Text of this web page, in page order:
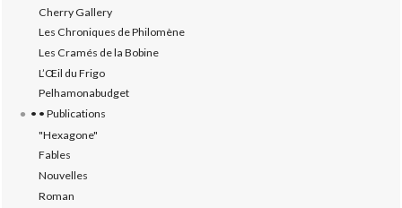
Cherry Gallery
Les Chroniques de Philomène
Les Cramés de la Bobine
L’‎Œil du Frigo
Pelhamonabudget
• • Publications
"Hexagone"
Fables
Nouvelles
Roman